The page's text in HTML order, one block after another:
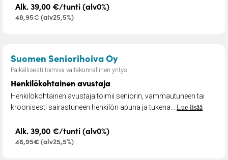
Alk. 39,00 €/tunti (alv0%)
48,95€ (alv25,5%)
Suomen Seniorihoiva Oy– Henkilökohtainen
Paikallisesti toimiva valtakunnallinen yritys
Henkilökohtainen avustaja
Henkilökohtainen avustaja toimii seniorin, vammautuneen tai
kroonisesti sairastuneen henkilön apuna ja tukena... Lue lisää
Alk. 39,00 €/tunti (alv0%)
48,95€ (alv25,5%)